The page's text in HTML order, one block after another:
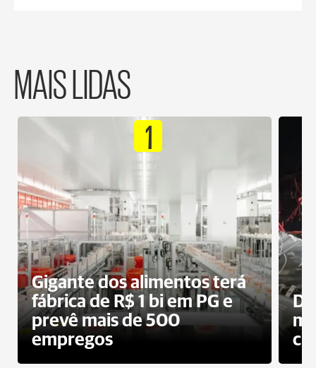
MAIS LIDAS
1
Gigante dos alimentos terá
fábrica de R$ 1 bi em PG e
prevê mais de 500
empregos